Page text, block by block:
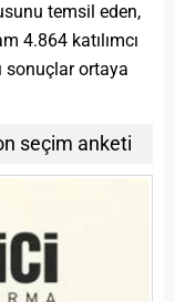
temsil eden,
4.864 katılımcı
sonuçlar ortaya
seçim anketi